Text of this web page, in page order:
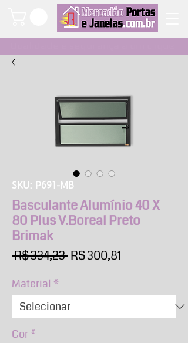
SKU: P691-MB
Basculante Alumínio 40 X
80 Plus V.Boreal Preto
Brimak
R$ 334,23 Preço
R$ 300,81
Material *
Cor*